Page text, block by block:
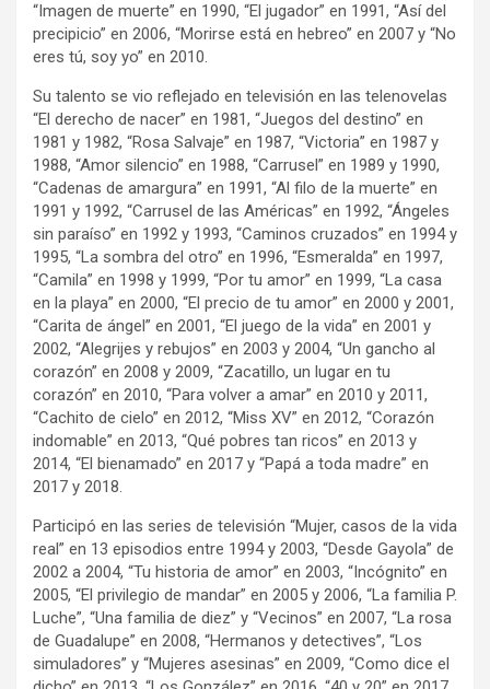
“Imagen de muerte” en 1990, “El jugador” en 1991, “Así del
precipicio” en 2006, “Morirse está en hebreo” en 2007 y “No
eres tú, soy yo” en 2010.
Su talento se vio reflejado en televisión en las telenovelas
“El derecho de nacer” en 1981, “Juegos del destino” en
1981 y 1982, “Rosa Salvaje” en 1987, “Victoria” en 1987 y
1988, “Amor silencio” en 1988, “Carrusel” en 1989 y 1990,
“Cadenas de amargura” en 1991, “Al filo de la muerte” en
1991 y 1992, “Carrusel de las Américas” en 1992, “Ángeles
sin paraíso” en 1992 y 1993, “Caminos cruzados” en 1994 y
1995, “La sombra del otro” en 1996, “Esmeralda” en 1997,
“Camila” en 1998 y 1999, “Por tu amor” en 1999, “La casa
en la playa” en 2000, “El precio de tu amor” en 2000 y 2001,
“Carita de ángel” en 2001, “El juego de la vida” en 2001 y
2002, “Alegrijes y rebujos” en 2003 y 2004, “Un gancho al
corazón” en 2008 y 2009, “Zacatillo, un lugar en tu
corazón” en 2010, “Para volver a amar” en 2010 y 2011,
“Cachito de cielo” en 2012, “Miss XV” en 2012, “Corazón
indomable” en 2013, “Qué pobres tan ricos” en 2013 y
2014, “El bienamado” en 2017 y “Papá a toda madre” en
2017 y 2018.
Participó en las series de televisión “Mujer, casos de la vida
real” en 13 episodios entre 1994 y 2003, “Desde Gayola” de
2002 a 2004, “Tu historia de amor” en 2003, “Incógnito” en
2005, “El privilegio de mandar” en 2005 y 2006, “La familia P.
Luche”, “Una familia de diez” y “Vecinos” en 2007, “La rosa
de Guadalupe” en 2008, “Hermanos y detectives”, “Los
simuladores” y “Mujeres asesinas” en 2009, “Como dice el